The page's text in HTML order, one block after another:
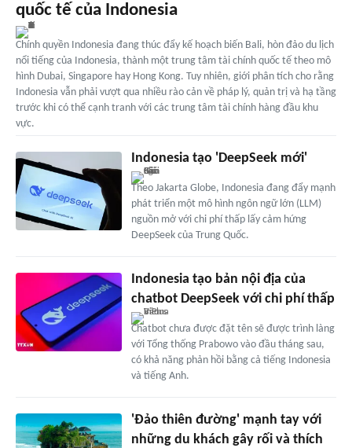
quốc tế của Indonesia
Chính quyền Indonesia đang thúc đẩy kế hoạch biến Bali, hòn đảo du lịch
nổi tiếng của Indonesia, thành một trung tâm tài chính quốc tế theo mô
hình Dubai, Singapore hay Hong Kong. Tuy nhiên, giới phân tích cho rằng
Indonesia vẫn phải vượt qua nhiều rào cản về pháp lý, quản trị và hạ tầng
trước khi có thể cạnh tranh với các trung tâm tài chính hàng đầu khu
vực.
Indonesia tạo 'DeepSeek mới'
Theo Jakarta Globe, Indonesia đang đẩy mạnh
phát triển một mô hình ngôn ngữ lớn (LLM)
nguồn mở với chi phí thấp lấy cảm hứng
DeepSeek của Trung Quốc.
Indonesia tạo bản nội địa của
chatbot DeepSeek với chi phí thấp
Chatbot chưa được đặt tên sẽ được trình làng
với Tổng thống Prabowo vào đầu tháng sau,
có khả năng phản hồi bằng cả tiếng Indonesia
và tiếng Anh.
'Đảo thiên đường' mạnh tay với
những du khách gây rối và thích